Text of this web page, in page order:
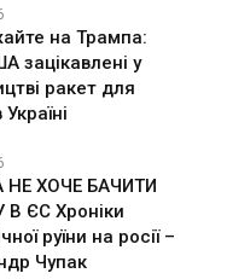
на Трампа:
зацікавлені у
ракет для
НЕ ХОЧЕ БАЧИТИ
В ЄС Хроніки
руїни на росії –
Чупак